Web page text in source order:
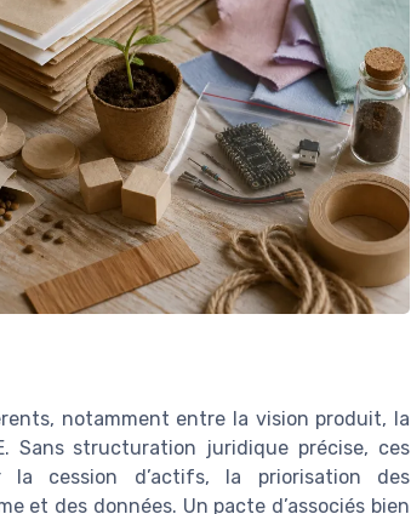
notamment entre la vision produit, la
Sans structuration juridique précise, ces
cession d’actifs, la priorisation des
et des données. Un pacte d’associés bien